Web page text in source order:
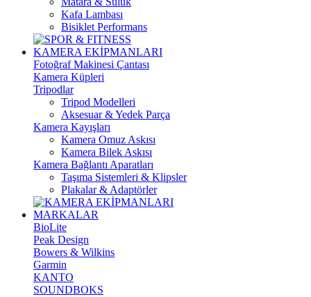
Kafa Lambası
Bisiklet Performans
KAMERA EKİPMANLARI
Fotoğraf Makinesi Çantası
Kamera Küpleri
Tripodlar
Tripod Modelleri
Aksesuar & Yedek Parça
Kamera Kayışları
Kamera Omuz Askısı
Kamera Bilek Askısı
Kamera Bağlantı Aparatları
Taşıma Sistemleri & Klipsler
Plakalar & Adaptörler
MARKALAR
BioLite
Peak Design
Bowers & Wilkins
Garmin
KANTO
SOUNDBOKS